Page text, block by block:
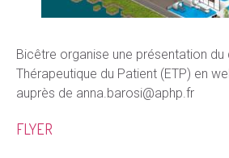
Bicêtre organise une présentation
Thérapeutique du Patient (ETP) en
auprès de anna.barosi@aphp.fr
FLYER